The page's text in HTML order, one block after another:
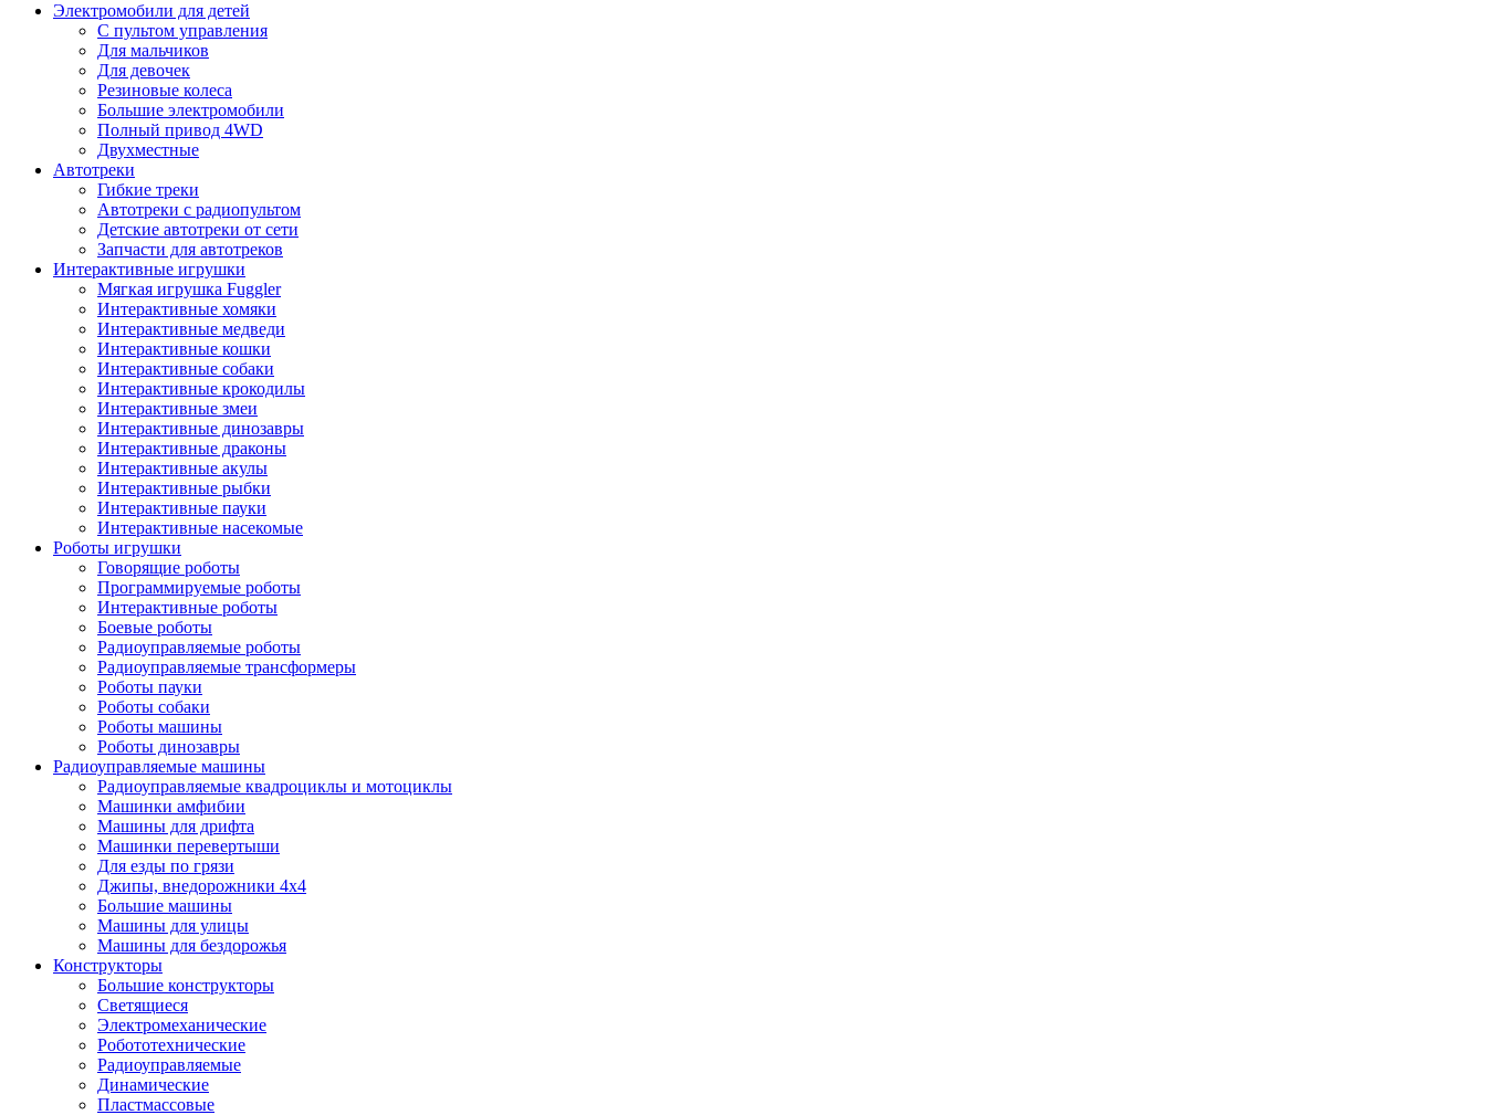
Электромобили для детей
С пультом управления
Для мальчиков
Для девочек
Резиновые колеса
Большие электромобили
Полный привод 4WD
Двухместные
Автотреки
Гибкие треки
Автотреки с радиопультом
Детские автотреки от сети
Запчасти для автотреков
Интерактивные игрушки
Мягкая игрушка Fuggler
Интерактивные хомяки
Интерактивные медведи
Интерактивные кошки
Интерактивные собаки
Интерактивные крокодилы
Интерактивные змеи
Интерактивные динозавры
Интерактивные драконы
Интерактивные акулы
Интерактивные рыбки
Интерактивные пауки
Интерактивные насекомые
Роботы игрушки
Говорящие роботы
Программируемые роботы
Интерактивные роботы
Боевые роботы
Радиоуправляемые роботы
Радиоуправляемые трансформеры
Роботы пауки
Роботы собаки
Роботы машины
Роботы динозавры
Радиоуправляемые машины
Радиоуправляемые квадроциклы и мотоциклы
Машинки амфибии
Машины для дрифта
Машинки перевертыши
Для езды по грязи
Джипы, внедорожники 4x4
Большие машины
Машины для улицы
Машины для бездорожья
Конструкторы
Большие конструкторы
Светящиеся
Электромеханические
Робототехнические
Радиоуправляемые
Динамические
Пластмассовые